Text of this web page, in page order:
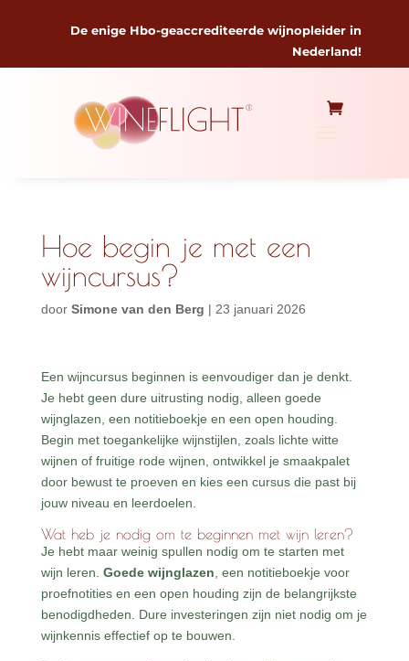
De enige Hbo-geaccrediteerde wijnopleider in
Nederland!
Hoe begin je met een
wijncursus?
door Simone van den Berg | 23 januari 2026
Een wijncursus beginnen is eenvoudiger dan je denkt.
Je hebt geen dure uitrusting nodig, alleen goede
wijnglazen, een notitieboekje en een open houding.
Begin met toegankelijke wijnstijlen, zoals lichte witte
wijnen of fruitige rode wijnen, ontwikkel je smaakpalet
door bewust te proeven en kies een cursus die past bij
jouw niveau en leerdoelen.
Wat heb je nodig om te beginnen met wijn leren?
Je hebt maar weinig spullen nodig om te starten met
wijn leren. Goede wijnglazen , een notitieboekje voor
proefnotities en een open houding zijn de belangrijkste
benodigdheden. Dure investeringen zijn niet nodig om je
wijnkennis effectief op te bouwen.